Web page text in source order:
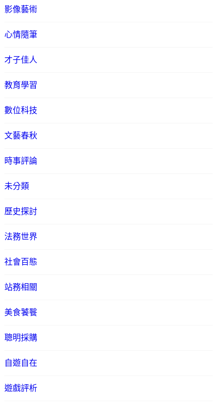
影像藝術
心情隨筆
才子佳人
教育學習
數位科技
文藝春秋
時事評論
未分類
歷史探討
法務世界
社會百態
站務相關
美食饕餮
聰明採購
自遊自在
遊戲評析